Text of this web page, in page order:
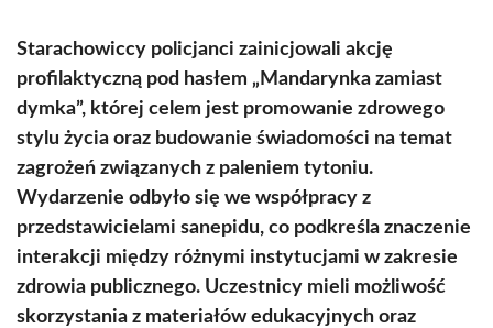
Starachowiccy policjanci zainicjowali akcję
profilaktyczną pod hasłem „Mandarynka zamiast
dymka”, której celem jest promowanie zdrowego
stylu życia oraz budowanie świadomości na temat
zagrożeń związanych z paleniem tytoniu.
Wydarzenie odbyło się we współpracy z
przedstawicielami sanepidu, co podkreśla znaczenie
interakcji między różnymi instytucjami w zakresie
zdrowia publicznego. Uczestnicy mieli możliwość
skorzystania z materiałów edukacyjnych oraz